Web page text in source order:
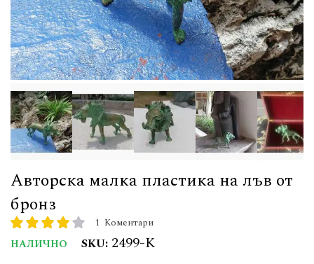
Авторска малка пластика на лъв от
бронз
рейтинг: 1 Коментари
НАЛИЧНО SKU 2499-К